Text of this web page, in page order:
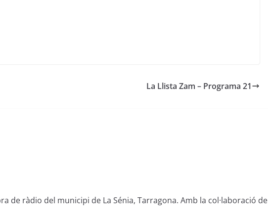
La Llista Zam – Programa 21
de ràdio del municipi de La Sénia, Tarragona. Amb la col·laboració de